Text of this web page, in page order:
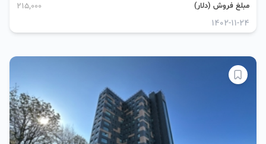
مبلغ فروش (دلار) 215,000
1402-11-24